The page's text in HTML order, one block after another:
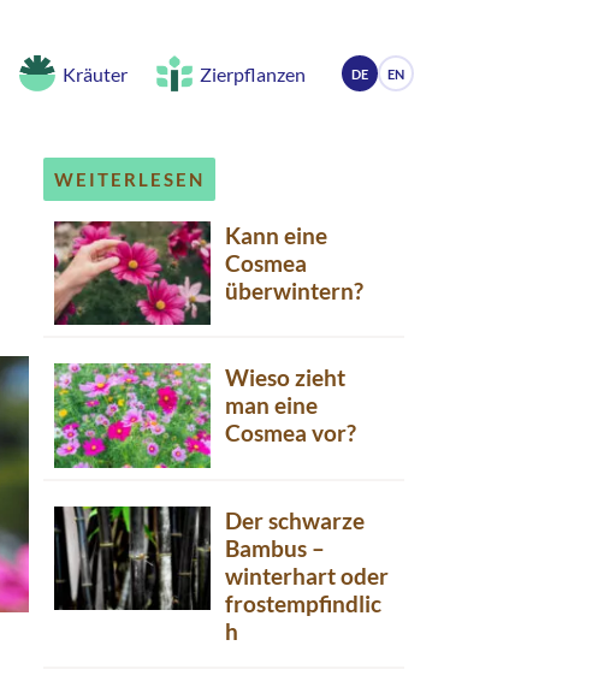
Kräuter Zierpflanzen DE EN
WEITERLESEN
Kann eine
Cosmea
überwintern?
Wieso zieht
man eine
Cosmea vor?
Der schwarze
Bambus –
winterhart oder
frostempfindlic
h